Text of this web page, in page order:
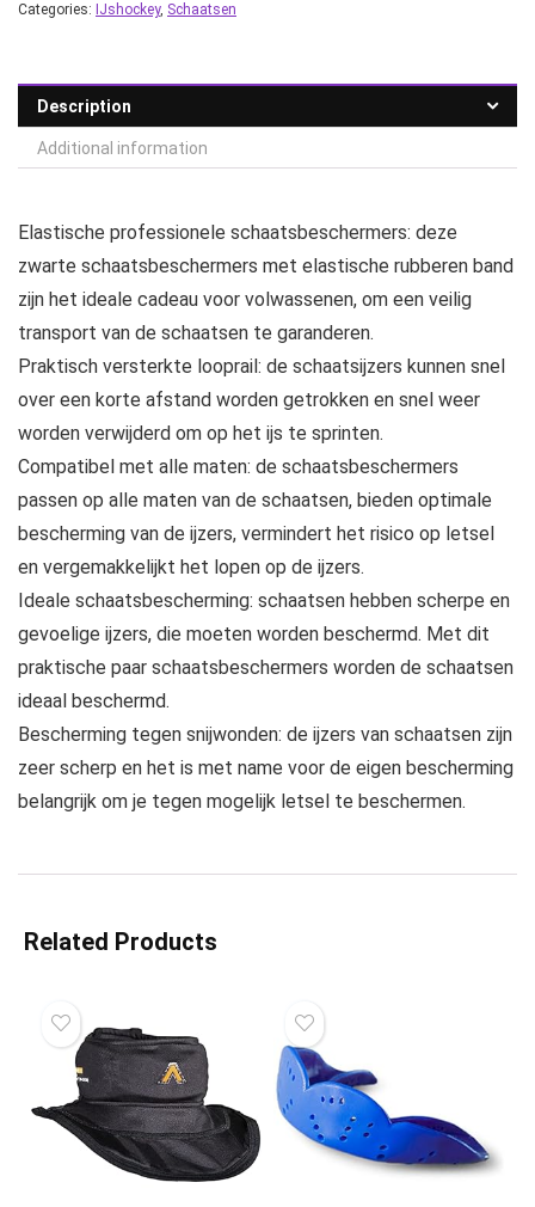
Categories: IJshockey, Schaatsen
Description
Additional information
Elastische professionele schaatsbeschermers: deze
zwarte schaatsbeschermers met elastische rubberen band
zijn het ideale cadeau voor volwassenen, om een veilig
transport van de schaatsen te garanderen.
Praktisch versterkte looprail: de schaatsijzers kunnen snel
over een korte afstand worden getrokken en snel weer
worden verwijderd om op het ijs te sprinten.
Compatibel met alle maten: de schaatsbeschermers
passen op alle maten van de schaatsen, bieden optimale
bescherming van de ijzers, vermindert het risico op letsel
en vergemakkelijkt het lopen op de ijzers.
Ideale schaatsbescherming: schaatsen hebben scherpe en
gevoelige ijzers, die moeten worden beschermd. Met dit
praktische paar schaatsbeschermers worden de schaatsen
ideaal beschermd.
Bescherming tegen snijwonden: de ijzers van schaatsen zijn
zeer scherp en het is met name voor de eigen bescherming
belangrijk om je tegen mogelijk letsel te beschermen.
Related Products